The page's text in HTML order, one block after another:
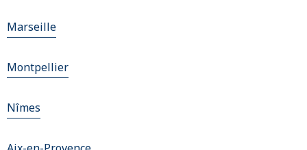
Marseille
Montpellier
Nîmes